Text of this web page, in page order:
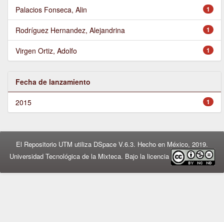
1
Palacios Fonseca, Alin
1
Rodríguez Hernandez, Alejandrina
1
Virgen Ortiz, Adolfo
Fecha de lanzamiento
1
2015
El Repositorio UTM utiliza DSpace V.6.3. Hecho en México, 2019.
Universidad Tecnológica de la Mixteca. Bajo la licencia